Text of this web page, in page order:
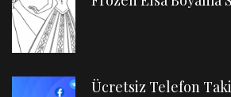
Ücretsiz Telefon